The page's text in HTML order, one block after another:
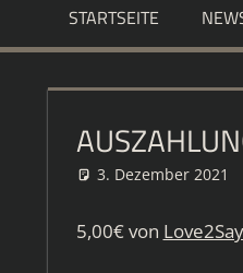
Netz
STARTSEITE
3. Dezember 2021
5,00€ von